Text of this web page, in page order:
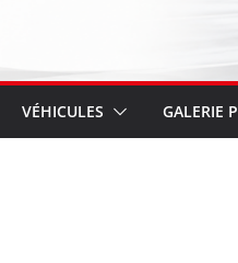
VÉHICULES GALERIE